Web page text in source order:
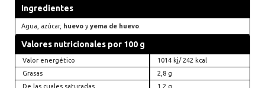
Ingredientes
Agua, azúcar, huevo yyema de huevo
Valores nutricionales por 100 g
Valor energético
1014 kj/ 242 kcal
Grasas
2,8 g
De las cuales saturadas
1,2 g